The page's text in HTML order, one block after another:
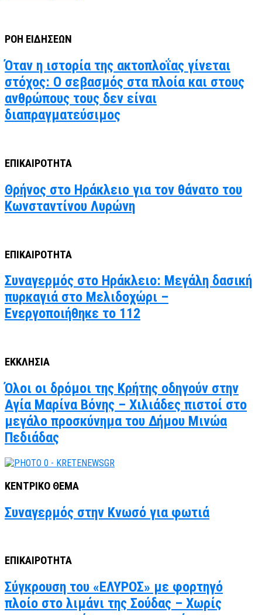
ΡΟΗ ΕΙΔΗΣΕΩΝ
Όταν η ιστορία της ακτοπλοΐας γίνεται
στόχος: Ο σεβασμός στα πλοία και στους
ανθρώπους τους δεν είναι
διαπραγματεύσιμος
ΕΠΙΚΑΙΡΟΤΗΤΑ
Θρήνος στο Ηράκλειο για τον θάνατο του
Κωνσταντίνου Λυρώνη
ΕΠΙΚΑΙΡΟΤΗΤΑ
Συναγερμός στο Ηράκλειο: Μεγάλη δασική
πυρκαγιά στο Μελιδοχώρι –
Ενεργοποιήθηκε το 112
ΕΚΚΛΗΣΙΑ
Όλοι οι δρόμοι της Κρήτης οδηγούν στην
Αγία Μαρίνα Βόνης – Χιλιάδες πιστοί στο
μεγάλο προσκύνημα του Δήμου Μινώα
Πεδιάδας
ΚΕΝΤΡΙΚΟ ΘΕΜΑ
Συναγερμός στην Κνωσό για φωτιά
ΕΠΙΚΑΙΡΟΤΗΤΑ
Σύγκρουση του «ΕΛΥΡΟΣ» με φορτηγό
πλοίο στο λιμάνι της Σούδας – Χωρίς